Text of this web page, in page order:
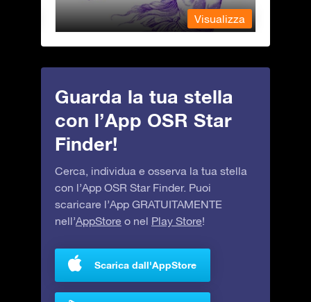
Visualizza
Guarda la tua stella
con l’App OSR Star
Finder!
Cerca, individua e osserva la tua stella
con l’App OSR Star Finder. Puoi
scaricare l’App GRATUITAMENTE
nell’AppStore o nel Play Store!
Scarica dall'AppStore